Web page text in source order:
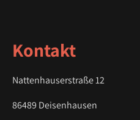
n
Kontakt
Nattenhauserstraße 12
86489 Deisenhausen